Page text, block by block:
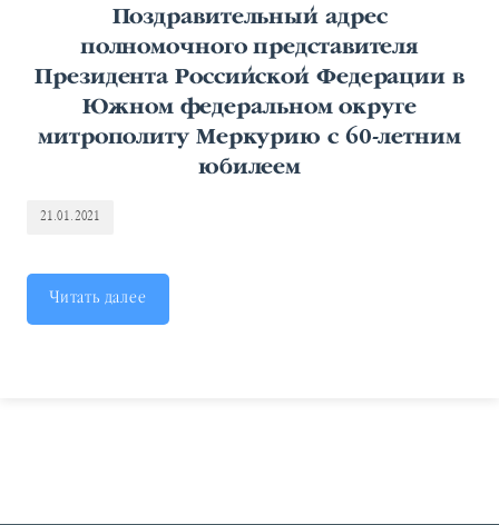
Поздравительный адрес
полномочного представителя
Президента Российской Федерации в
Южном федеральном округе
митрополиту Меркурию с 60-летним
юбилеем
21.01.2021
Читать далее